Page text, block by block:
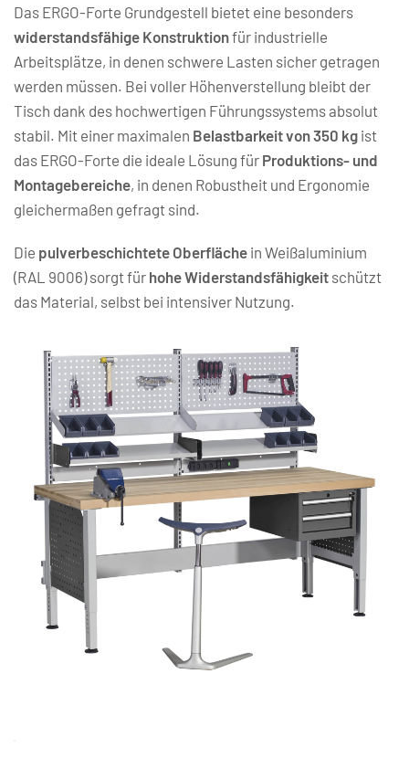
widerstandsfähige Konstruktion für industrielle
Arbeitsplätze, in denen schwere Lasten sicher getragen
werden müssen. Bei voller Höhenverstellung bleibt der
Tisch dank des hochwertigen Führungssystems absolut
stabil. Mit einer maximalen Belastbarkeit von 350 kg ist
das ERGO-Forte die ideale Lösung für Produktions- und
Montagebereiche, in denen Robustheit und Ergonomie
gleichermaßen gefragt sind.
Die pulverbeschichtete Oberfläche in Weißaluminium
(RAL 9006) sorgt für hohe Widerstandsfähigkeit schützt
das Material, selbst bei intensiver Nutzung.